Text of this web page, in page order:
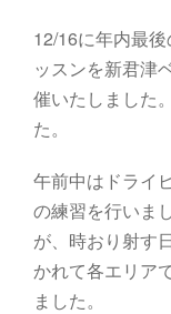
12/16に年内最
ッスンを新君津
催いたしました
た。
午前中はドライ
の練習を行いま
が、時おり射す
かれて各エリア
ました。